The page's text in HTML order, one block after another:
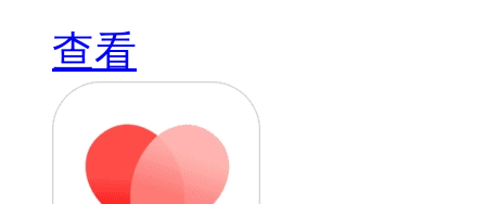
查看